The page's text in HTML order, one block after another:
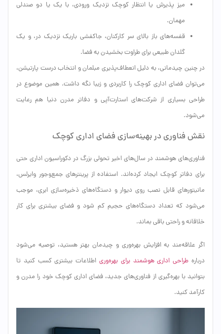
میز پذیرش یا انتظار کوچک نزدیک ورودی، با یک یا دو صندلی
مهمان.
قفسه‌های باز بالای سر کارکنان، جاکفشی باریک نزدیک در، و یک
گلدان طبیعی برای طراوت بخشیدن به فضا.
در چنین چیدمانی، به دلیل انعطاف‌پذیری مبلمان و انتخاب درست پارتیشن،
می‌توان فضای اداری کوچک را کاربردی و زیبا نگه داشت. همین موضوع در
طراحی بسیاری از شرکت‌های استارت‌آپی و دفاتر مدرن دنیا هم رعایت
می‌شود.
نقش فناوری در بهینه‌سازی فضای اداری کوچک
فناوری‌های هوشمند در سال‌های اخیر تحولی بزرگ در دکوراسیون اداری حتی
برای دفاتر کوچک ایجاد کرده‌اند. استفاده از پرینترهای جمع‌وجور وایرلس،
مانیتورهای قابل نصب روی دیوار و دستگاه‌های ذخیره‌سازی ابری، موجب
می‌شود که تعداد دستگاه‌های حجیم کم شود و فضای بیشتری برای کار
خلاقانه و راحتی باقی بماند.
اگر علاقه‌مند به افزایش بهره‌وری و چیدمان بهتر هستید، توصیه می‌شود
درباره طراحی اداری هوشمند برای بهره‌وری اطلاعات بیشتری کسب کنید تا
بتوانید با بهره‌گیری از فناوری‌های جدید، فضای اداری کوچک خود را مدرن و
کارآمد کنید.